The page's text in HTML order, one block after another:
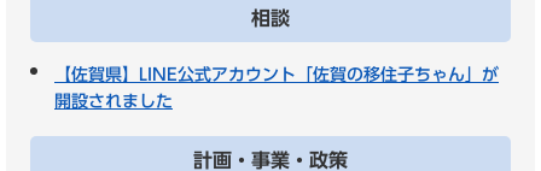
相談
【佐賀県】LINE公式アカウント「佐賀の移住子ちゃん」が
開設されました
計画・事業・政策